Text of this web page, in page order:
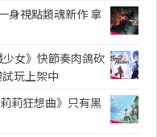
身視點類魂新作 拿
少女》快節奏肉鴿砍
玩上架中
莉狂想曲》只有黑